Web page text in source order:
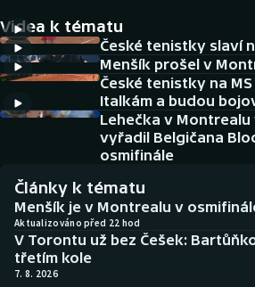
Cyklistika
DALŠÍ SPORTY
Americký fotbal
Baseball a softbal
Basketbal
Biatlon
Boby a skeleton
NEPŘEHLÉDNĚTE
Historické návraty
Aplikace ČT sport
AZ kvíz
Videa k tématu
České tenistky slaví
Menšík prošel v
České tenistky na
Italkám a budou
Lehečka v
vyřadil Belgičana
osmifinále
Články k tématu
Menšík je v Montrealu v
Aktualizováno před 22 hod
V Torontu už bez Češek:
třetím kole
7. 8. 2026